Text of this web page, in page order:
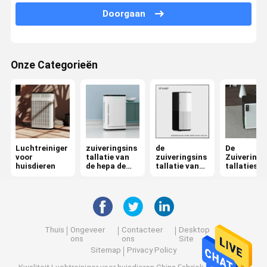
de zuiveringsinstallatie van de ozonlucht
HepaLuchtzuiveringstoestel
De Zuiveringsinstallatie van de plasmalucht
Ionische Luchtzuiveringsinstallatie
UVluchtsterilisator
De Filter van de Hepalucht
Doorgaan
Onze Categorieën
Luchtreiniger
voor
huisdieren
zuiveringsins
tallatie van
de hepa de
de
zuiveringsins
tallatie van
De
tallaties
Thuis
Ongeveer
ons
Contacteer
ons
Desktop
Site
Sitemap
Privacy Policy